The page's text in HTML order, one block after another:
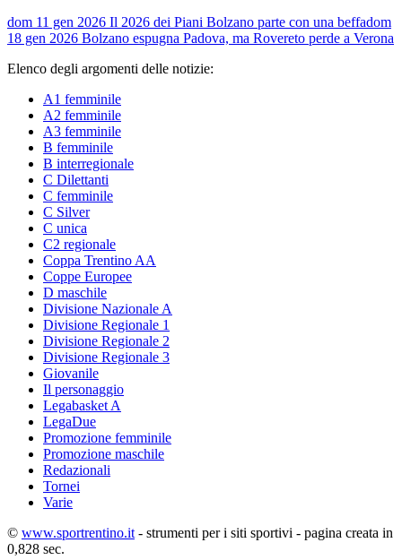
dom 11 gen 2026 Il 2026 dei Piani Bolzano parte con una beffadom
18 gen 2026 Bolzano espugna Padova, ma Rovereto perde a Verona
Elenco degli argomenti delle notizie:
A1 femminile
A2 femminile
A3 femminile
B femminile
B interregionale
C Dilettanti
C femminile
C Silver
C unica
C2 regionale
Coppa Trentino AA
Coppe Europee
D maschile
Divisione Nazionale A
Divisione Regionale 1
Divisione Regionale 2
Divisione Regionale 3
Giovanile
Il personaggio
Legabasket A
LegaDue
Promozione femminile
Promozione maschile
Redazionali
Tornei
Varie
© www.sportrentino.it - strumenti per i siti sportivi - pagina creata in
0,828 sec.